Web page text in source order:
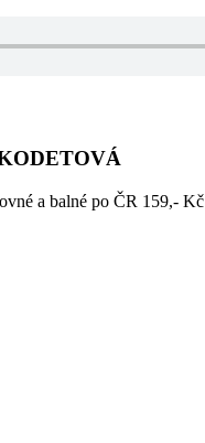
a balné po ČR 159,- Kč